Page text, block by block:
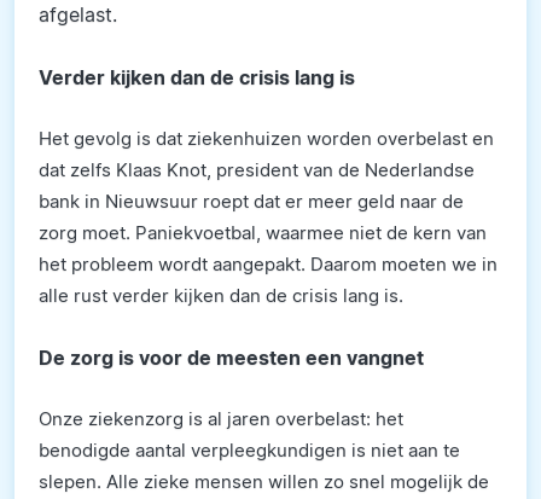
afgelast.
Verder kijken dan de crisis lang is
Het gevolg is dat ziekenhuizen worden overbelast en
dat zelfs Klaas Knot, president van de Nederlandse
bank in Nieuwsuur roept dat er meer geld naar de
zorg moet. Paniekvoetbal, waarmee niet de kern van
het probleem wordt aangepakt. Daarom moeten we in
alle rust verder kijken dan de crisis lang is.
De zorg is voor de meesten een vangnet
Onze ziekenzorg is al jaren overbelast: het
benodigde aantal verpleegkundigen is niet aan te
slepen. Alle zieke mensen willen zo snel mogelijk de